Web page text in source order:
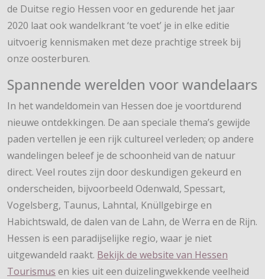
de Duitse regio Hessen voor en gedurende het jaar
2020 laat ook wandelkrant ‘te voet’ je in elke editie
uitvoerig kennismaken met deze prachtige streek bij
onze oosterburen.
Spannende werelden voor wandelaars
In het wandeldomein van Hessen doe je voortdurend
nieuwe ontdekkingen. De aan speciale thema’s gewijde
paden vertellen je een rijk cultureel verleden; op andere
wandelingen beleef je de schoonheid van de natuur
direct. Veel routes zijn door deskundigen gekeurd en
onderscheiden, bijvoorbeeld Odenwald, Spessart,
Vogelsberg, Taunus, Lahntal, Knüllgebirge en
Habichtswald, de dalen van de Lahn, de Werra en de Rijn.
Hessen is een paradijselijke regio, waar je niet
uitgewandeld raakt. Bekijk de website van Hessen
Tourismus en kies uit een duizelingwekkende veelheid